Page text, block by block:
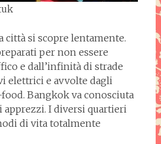
città si scopre lentamente.
per non essere
e dall’infinità di strade
elettrici e avvolte dagli
Bangkok va conosciuta
apprezzi. I diversi quartieri
di vita totalmente